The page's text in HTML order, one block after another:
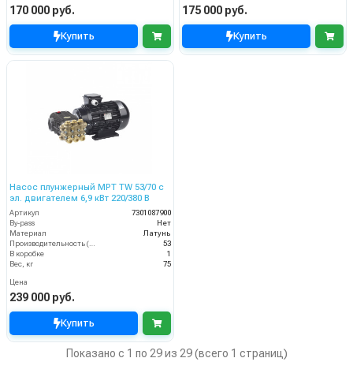
170 000 руб.
Купить
175 000 руб.
Купить
Насос плунжерный MPT TW 53/70 с
эл. двигателем 6,9 кВт 220/380 В
Артикул
7301087900
By-pass
Нет
Материал
Латунь
53
В коробке
1
Вес, кг
75
Цена
239 000 руб.
Купить
Показано с 1 по 29 из 29 (всего 1 страниц)